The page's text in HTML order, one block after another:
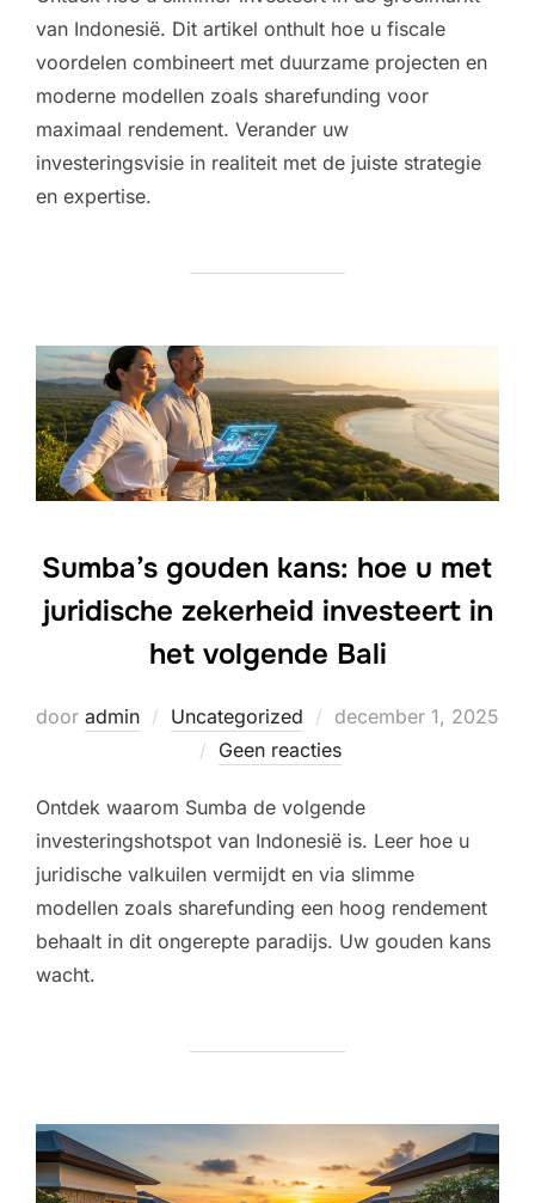
van Indonesië. Dit artikel onthult hoe u fiscale
voordelen combineert met duurzame projecten en
moderne modellen zoals sharefunding voor
maximaal rendement. Verander uw
investeringsvisie in realiteit met de juiste strategie
en expertise.
Sumba’s gouden kans: hoe u met
juridische zekerheid investeert in
het volgende Bali
door admin Uncategorized
Geplaatst
op
december 1, 2025
Geen reacties
Ontdek waarom Sumba de volgende
investeringshotspot van Indonesië is. Leer hoe u
juridische valkuilen vermijdt en via slimme
modellen zoals sharefunding een hoog rendement
behaalt in dit ongerepte paradijs. Uw gouden kans
wacht.